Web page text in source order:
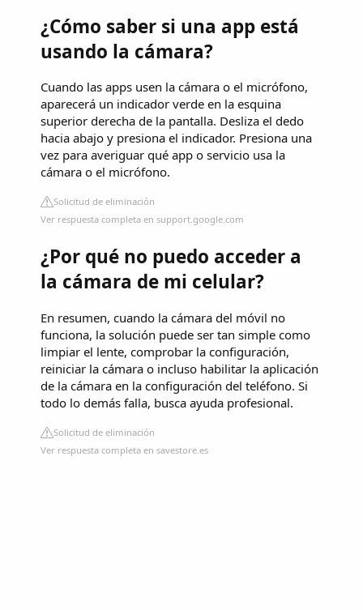
¿Cómo saber si una app está
usando la cámara?
Cuando las apps usen la cámara o el micrófono,
aparecerá un indicador verde en la esquina
superior derecha de la pantalla. Desliza el dedo
hacia abajo y presiona el indicador. Presiona una
vez para averiguar qué app o servicio usa la
cámara o el micrófono.
Solicitud de eliminación
Ver respuesta completa en support.google.com
¿Por qué no puedo acceder a
la cámara de mi celular?
En resumen, cuando la cámara del móvil no
funciona, la solución puede ser tan simple como
limpiar el lente, comprobar la configuración,
reiniciar la cámara o incluso habilitar la aplicación
de la cámara en la configuración del teléfono. Si
todo lo demás falla, busca ayuda profesional.
Solicitud de eliminación
Ver respuesta completa en savestore.es